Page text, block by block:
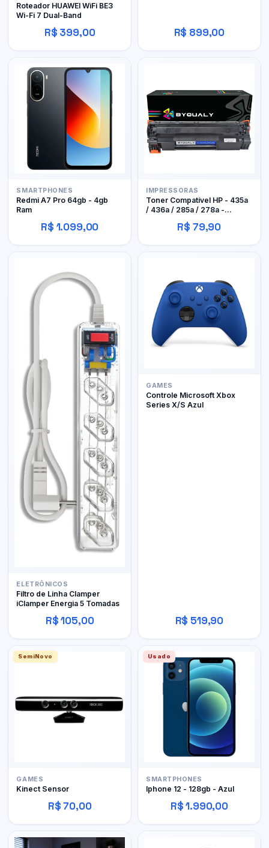
Roteador HUAWEI WiFi BE3
Wi-Fi 7 Dual-Band
R$ 399,00 R$ 899,00
SMARTPHONES
Redmi A7 Pro 64gb - 4gb
Ram
R$ 1.099,00
IMPRESSORAS
Toner Compatível HP - 435a
/ 436a / 285a / 278a -
R$ 79,90
ELETRÔNICOS
Filtro de Linha Clamper
iClamper Energia 5 Tomadas
R$ 105,00
GAMES
Controle Microsoft Xbox
Series X/S Azul
R$ 519,90
SemiNovo
GAMES
Kinect Sensor
R$ 70,00
Usado
SMARTPHONES
Iphone 12 - 128gb - Azul
R$ 1.990,00